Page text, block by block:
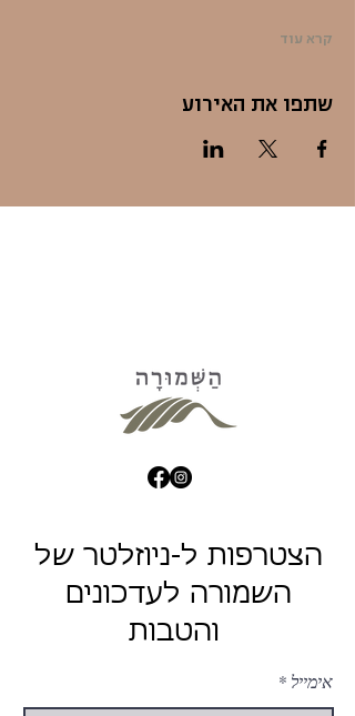
קרא עוד
שתפו את האירוע
הצטרפות ל-ניוזלטר של
השמורה לעדכונים
אימייל